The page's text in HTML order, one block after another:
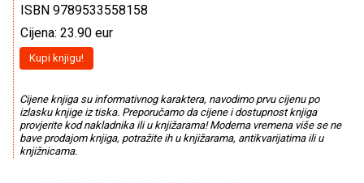
ISBN 9789533558158
Cijena: 23.90 eur
Kupi knjigu!
Cijene knjiga su informativnog karaktera, navodimo prvu cijenu po
izlasku knjige iz tiska. Preporučamo da cijene i dostupnost knjiga
provjerite kod nakladnika ili u knjižarama! Moderna vremena više se ne
bave prodajom knjiga, potražite ih u knjižarama, antikvarijatima ili u
knjižnicama.